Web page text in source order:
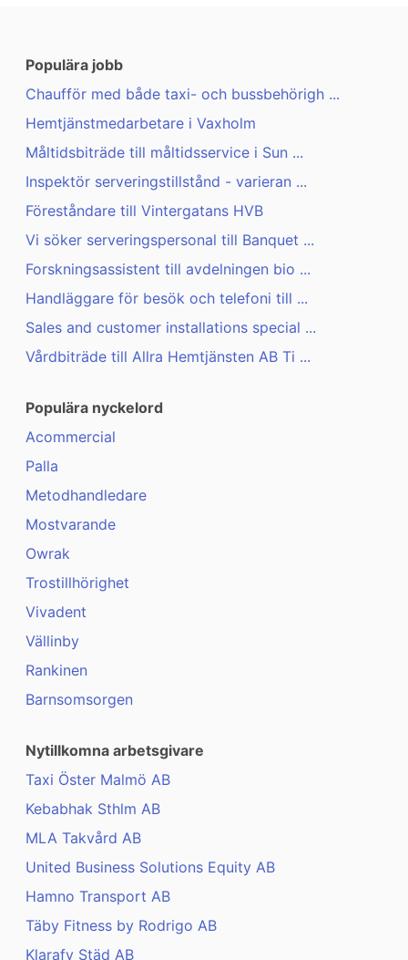
Populära jobb
Chaufför med både taxi- och bussbehörigh ...
Hemtjänstmedarbetare i Vaxholm
Måltidsbiträde till måltidsservice i Sun ...
Inspektör serveringstillstånd - varieran ...
Föreståndare till Vintergatans HVB
Vi söker serveringspersonal till Banquet ...
Forskningsassistent till avdelningen bio ...
Handläggare för besök och telefoni till ...
Sales and customer installations special ...
Vårdbiträde till Allra Hemtjänsten AB Ti ...
Populära nyckelord
Acommercial
Palla
Metodhandledare
Mostvarande
Owrak
Trostillhörighet
Vivadent
Vällinby
Rankinen
Barnsomsorgen
Nytillkomna arbetsgivare
Taxi Öster Malmö AB
Kebabhak Sthlm AB
MLA Takvård AB
United Business Solutions Equity AB
Hamno Transport AB
Täby Fitness by Rodrigo AB
Klarafy Städ AB